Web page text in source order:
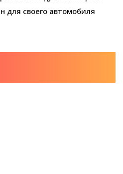
для своего автомобиля